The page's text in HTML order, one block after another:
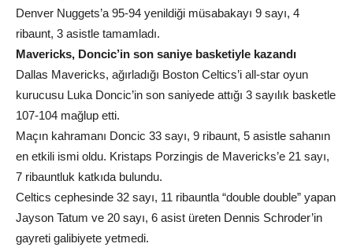
Denver Nuggets’a 95-94 yenildiği müsabakayı 9 sayı, 4
ribaunt, 3 asistle tamamladı.
Mavericks, Doncic’in son saniye basketiyle kazandı
Dallas Mavericks, ağırladığı Boston Celtics’i all-star oyun
kurucusu Luka Doncic’in son saniyede attığı 3 sayılık basketle
107-104 mağlup etti.
Maçın kahramanı Doncic 33 sayı, 9 ribaunt, 5 asistle sahanın
en etkili ismi oldu. Kristaps Porzingis de Mavericks’e 21 sayı,
7 ribauntluk katkıda bulundu.
Celtics cephesinde 32 sayı, 11 ribauntla “double double” yapan
Jayson Tatum ve 20 sayı, 6 asist üreten Dennis Schroder’in
gayreti galibiyete yetmedi.